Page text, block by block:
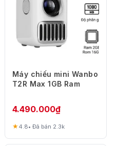
Máy chiếu mini Wanbo
T2R Max 1GB Ram
4.490.000₫
★4.8• Đã bán 2.3k